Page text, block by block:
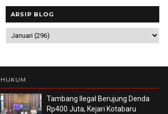
ARSIP BLOG
HUKUM
Tambang Ilegal Berujung Denda
Rp400 Juta, Kejari Kotabaru